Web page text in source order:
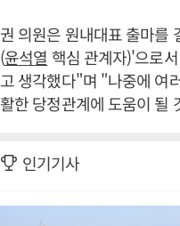
권 의원은 원내대표 출마를
(윤석열 핵심 관계자)'으로
고 생각했다"며 "나중에 여
활한 당정관계에 도움이 될
인기기사